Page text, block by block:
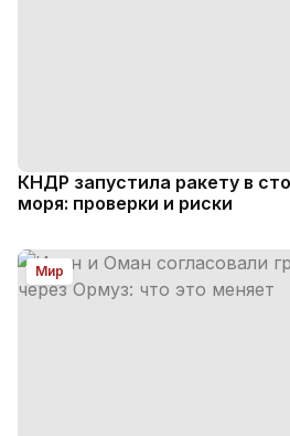
КНДР запустила ракету в
моря: проверки и риски
Мир